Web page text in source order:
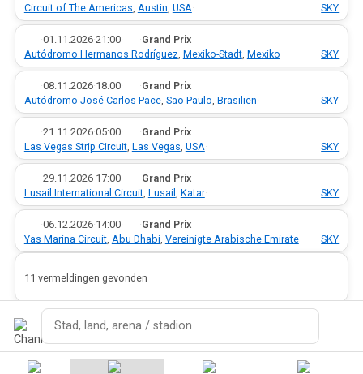
Circuit of The Americas, Austin, USA· SKY
·01.11.2026·21:00· ·Grand Prix
Autódromo Hermanos Rodríguez, Mexiko-Stadt, Mexiko· SKY
·08.11.2026·18:00· ·Grand Prix
Autódromo José Carlos Pace, Sao Paulo, Brasilien· SKY
·21.11.2026·05:00· ·Grand Prix
Las Vegas Strip Circuit, Las Vegas, USA· SKY
·29.11.2026·17:00· ·Grand Prix
Lusail International Circuit, Lusail , Katar· SKY
·06.12.2026·14:00· ·Grand Prix
Yas Marina Circuit, Abu Dhabi, Vereinigte Arabische Emirate· SKY
11 vermeldingen gevonden
Zoeken